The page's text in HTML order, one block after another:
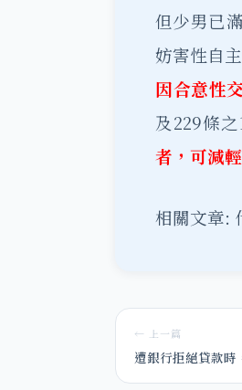
但少男已
妨害性自
因合意性
及229條
者，可減
相關文章:
← 上一篇
遭銀行拒絕貸款時